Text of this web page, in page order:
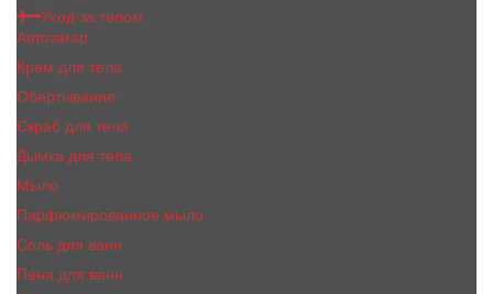
Уход за телом
Автозагар
Крем для тела
Обертывание
Скраб для тела
Дымка для тела
Мыло
Парфюмированное мыло
Соль для ванн
Пена для ванн